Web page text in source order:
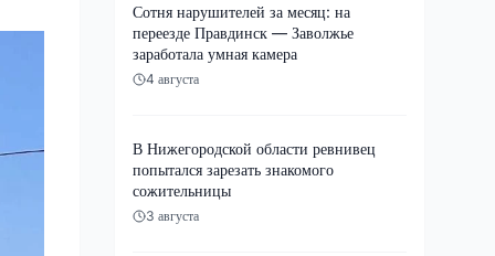
Сотня нарушителей за месяц: на
переезде Правдинск — Заволжье
заработала умная камера
4 августа
В Нижегородской области ревнивец
попытался зарезать знакомого
сожительницы
3 августа